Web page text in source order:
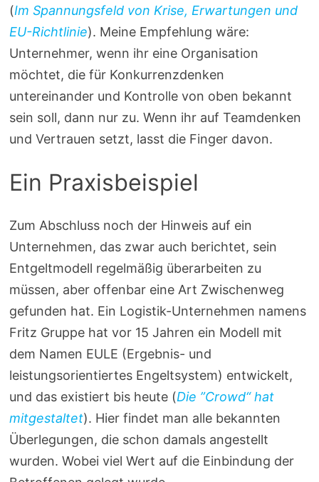
(Im Spannungsfeld von Krise, Erwartungen und
EU-Richtlinie). Meine Empfehlung wäre:
Unternehmer, wenn ihr eine Organisation
möchtet, die für Konkurrenzdenken
untereinander und Kontrolle von oben bekannt
sein soll, dann nur zu. Wenn ihr auf Teamdenken
und Vertrauen setzt, lasst die Finger davon.
Ein Praxisbeispiel
Zum Abschluss noch der Hinweis auf ein
Unternehmen, das zwar auch berichtet, sein
Entgeltmodell regelmäßig überarbeiten zu
müssen, aber offenbar eine Art Zwischenweg
gefunden hat. Ein Logistik-Unternehmen namens
Fritz Gruppe hat vor 15 Jahren ein Modell mit
dem Namen EULE (Ergebnis- und
leistungsorientiertes Engeltsystem) entwickelt,
und das existiert bis heute (Die ”Crowd“ hat
mitgestaltet). Hier findet man alle bekannten
Überlegungen, die schon damals angestellt
wurden. Wobei viel Wert auf die Einbindung der